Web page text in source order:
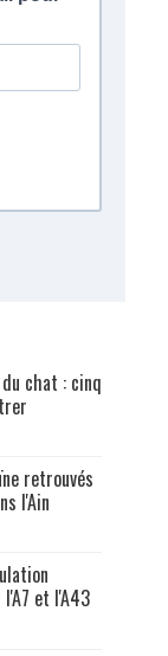
chat : cinq
retrouvés
l'Ain
et l'A43